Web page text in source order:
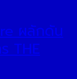
ผลักดัน
THE